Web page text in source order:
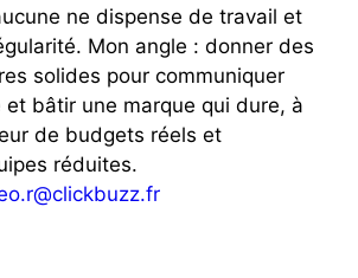
ne dispense de travail et
Mon angle : donner des
solides pour communiquer
et bâtir une marque qui dure, à
de budgets réels et
réduites.